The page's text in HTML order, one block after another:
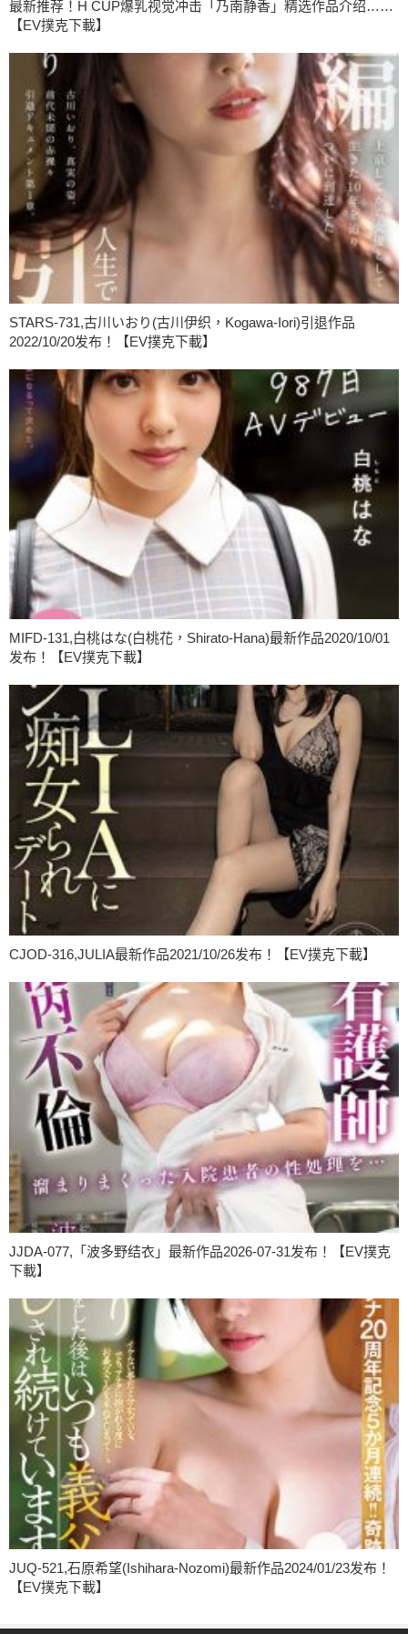
最新推荐！H CUP爆乳视觉冲击「乃南静香」精选作品介绍……
【EV撲克下載】
STARS-731,古川いおり(古川伊织，Kogawa-Iori)引退作品
2022/10/20发布！【EV撲克下載】
MIFD-131,白桃はな(白桃花，Shirato-Hana)最新作品2020/10/01
发布！【EV撲克下載】
CJOD-316,JULIA最新作品2021/10/26发布！【EV撲克下載】
JJDA-077,「波多野结衣」最新作品2026-07-31发布！【EV撲克
下載】
JUQ-521,石原希望(Ishihara-Nozomi)最新作品2024/01/23发布！
【EV撲克下載】